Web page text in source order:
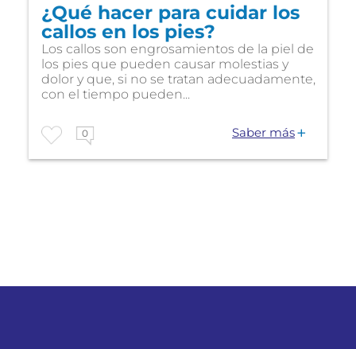
¿Qué hacer para cuidar los
callos en los pies?
Los callos son engrosamientos de la piel de
los pies que pueden causar molestias y
dolor y que, si no se tratan adecuadamente,
con el tiempo pueden...
0 Saber más